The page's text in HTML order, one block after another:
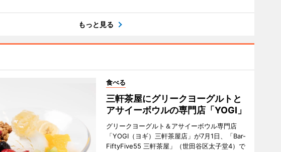
もっと見る
食べる
三軒茶屋にグリークヨーグルトと
アサイーボウルの専門店「YOGI」
グリークヨーグルト＆アサイーボウル専門店
「YOGI（ヨギ）三軒茶屋店」が7月1日、「Bar-
FiftyFive55 三軒茶屋」（世田谷区太子堂4）で